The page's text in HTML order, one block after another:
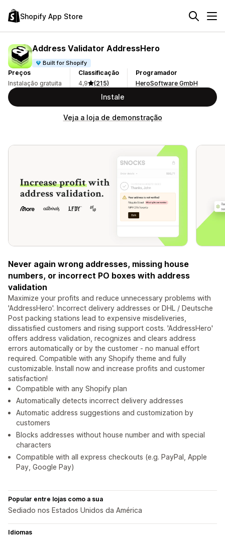
Shopify App Store
Address Validator AddressHero
Built for Shopify
Preços
Instalação gratuita
Classificação
4,9
(215)
Programador
HeroSoftware GmbH
Instale
Veja a loja de demonstração
Never again wrong addresses, missing house
numbers, or incorrect PO boxes with address
validation
Maximize your profits and reduce unnecessary problems with
'AddressHero'. Incorrect delivery addresses or DHL / Deutsche
Post packing stations lead to expensive misdeliveries,
dissatisfied customers and rising support costs. 'AddressHero'
offers address validation, recognizes and clears address
errors automatically or by the customer - no manual effort
required. Compatible with any Shopify theme and fully
customizable. Install now and increase profits and customer
satisfaction!
Compatible with any Shopify plan
Automatically detects incorrect delivery addresses
Automatic address suggestions and customization by
customers
Blocks addresses without house number and with special
characters
Compatible with all express checkouts (e.g. PayPal, Apple
Pay, Google Pay)
Popular entre lojas como a sua
Sediado nos Estados Unidos da América
Idiomas